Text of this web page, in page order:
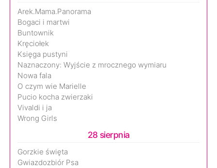
Arek.Mama.Panorama
Bogaci i martwi
Buntownik
Kręciołek
Księga pustyni
Naznaczony: Wyjście z mrocznego wymiaru
Nowa fala
O czym wie Marielle
Pucio kocha zwierzaki
Vivaldi i ja
Wrong Girls
28 sierpnia
Gorzkie święta
Gwiazdozbiór Psa